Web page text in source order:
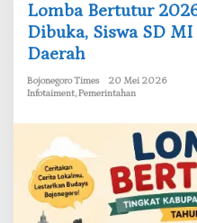
o
m
r
t
u
t
u
‎Lomba Bertutur
Dibuka, Siswa SD
Daerah
Bojonegoro Times
20 Mei 2026
Infotaiment,Pemerintahan